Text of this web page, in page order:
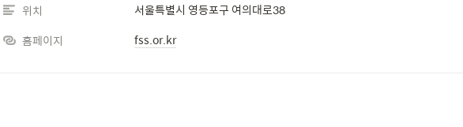
위치
서울특별시 영등포구 여의대로38
홈페이지
fss.or.kr